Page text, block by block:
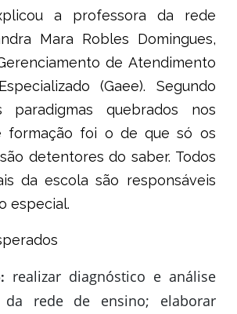
a professora da rede
Mara Robles Domingues,
de Atendimento
(Gaee). Segundo
quebrados nos
formação foi o de que só os
detentores do saber. Todos
da escola são responsáveis
especial.
realizar diagnóstico e análise
da rede de ensino; elaborar